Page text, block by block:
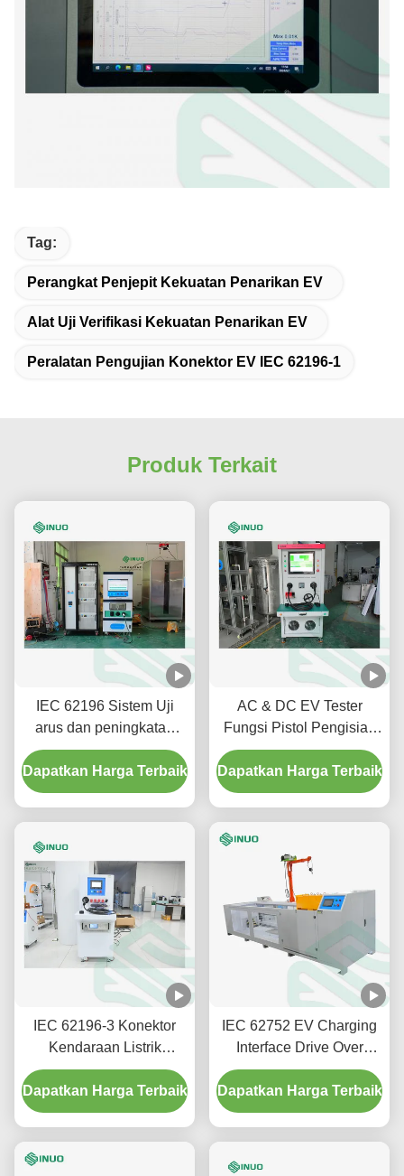
Tag:
Perangkat Penjepit Kekuatan Penarikan EV
Alat Uji Verifikasi Kekuatan Penarikan EV
Peralatan Pengujian Konektor EV IEC 62196-1
Produk Terkait
IEC 62196 Sistem Uji
arus dan peningkatan
suhu uji waktu pendek
untuk konektor EV
Dapatkan Harga Terbaik
AC & DC EV Tester
Fungsi Pistol Pengisian
SNEQ08
Dapatkan Harga Terbaik
IEC 62196-3 Konektor
Kendaraan Listrik
Peralatan pengujian
kenaikan suhu
Dapatkan Harga Terbaik
IEC 62752 EV Charging
Interface Drive Over
Mesin pengujian untuk
konektor kendaraan
colokan
Dapatkan Harga Terbaik